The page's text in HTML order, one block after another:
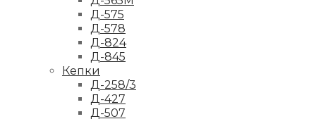
Д-575
Д-578
Д-824
Д-845
Кепки
Д-258/3
Д-427
Д-507